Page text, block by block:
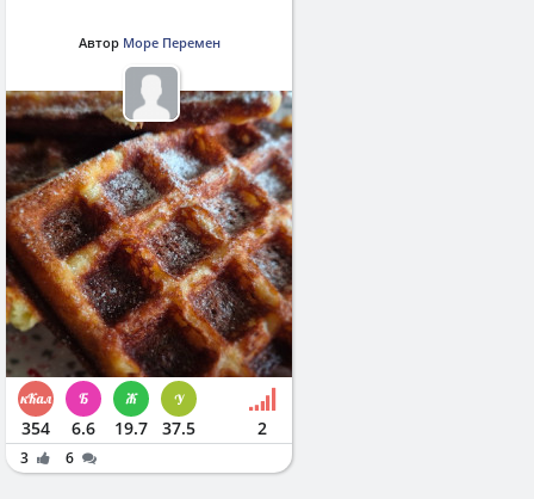
Автор Море Перемен
354 6.6 19.7 37.5 2
3 6